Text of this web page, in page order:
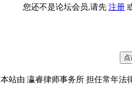
您还不是论坛会员,请先 注册
本站由 瀛睿律师事务所 担任常年法